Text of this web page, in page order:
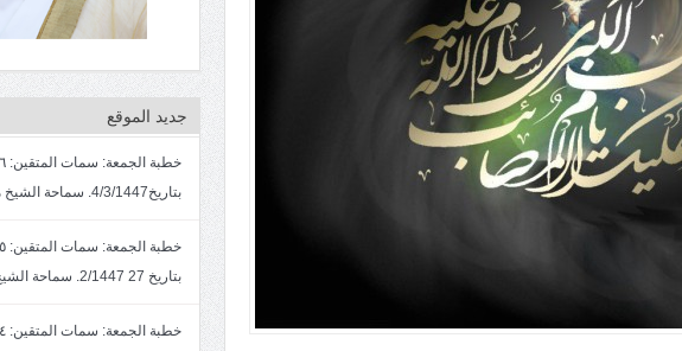
جديد الموقع
بتاريخ4/3/1447. سماحة الشيخ مصطفى المرهون
بتاريخ 27 2/1447. سماحة الشيخ مصطفى المرهون